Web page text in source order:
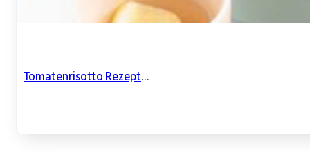
Tomatenrisotto Rezept...